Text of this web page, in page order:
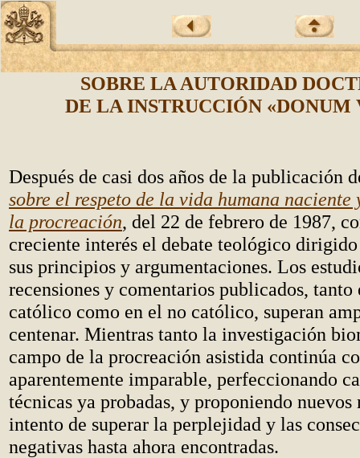
SOBRE LA AUTORIDAD
DE LA INSTRUCCIÓN «DONUM
Después de casi dos años de la publicación
sobre el respeto de la vida humana
la procreación, del 22 de febrero de 1987,
creciente interés el debate teológico
sus principios y argumentaciones. Los
recensiones y comentarios publicados, tanto
católico como en el no católico, superan
centenar. Mientras tanto la investigación
campo de la procreación asistida continúa
aparentemente imparable, perfeccionando
técnicas ya probadas, y proponiendo nuevos
intento de superar la perplejidad y las
negativas hasta ahora encontradas.